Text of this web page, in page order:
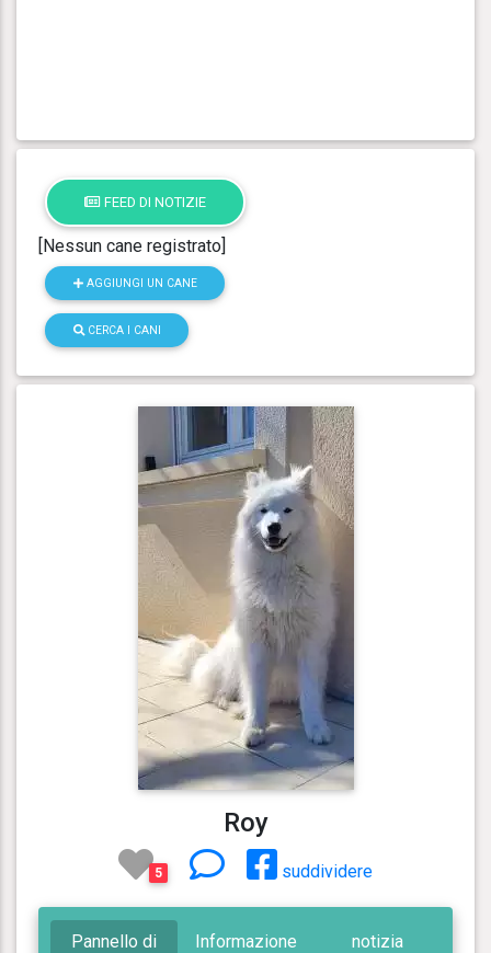
FEED DI NOTIZIE
[Nessun cane registrato]
AGGIUNGI UN CANE
CERCA I CANI
Roy
5 suddividere
Pannello di
Informazione notizia